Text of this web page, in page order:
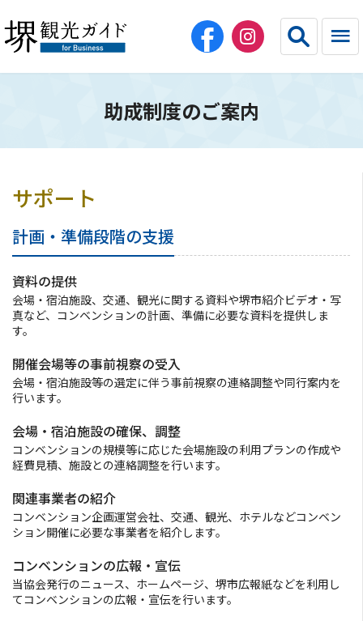
简体中文
繁体中文 한국어
HOME（法人・教育・エージェント）
団体旅行
コンベンション・スポーツ
団体向け食事・お弁当
助成制度のご案内
お知らせ
協会会員募集
フォトライブラリ
観光パンフレット
助成制度のご案内
サポート
計画・準備段階の支援
資料の提供
会場・宿泊施設、交通、観光に関する資料や堺市紹介ビデオ・写
真など、コンベンションの計画、準備に必要な資料を提供しま
す。
開催会場等の事前視察の受入
会場・宿泊施設等の選定に伴う事前視察の連絡調整や同行案内を
行います。
会場・宿泊施設の確保、調整
コンベンションの規模等に応じた会場施設の利用プランの作成や
経費見積、施設との連絡調整を行います。
関連事業者の紹介
コンベンション企画運営会社、交通、観光、ホテルなどコンベン
ション開催に必要な事業者を紹介します。
コンベンションの広報・宣伝
当協会発行のニュース、ホームページ、堺市広報紙などを利用し
てコンベンションの広報・宣伝を行います。